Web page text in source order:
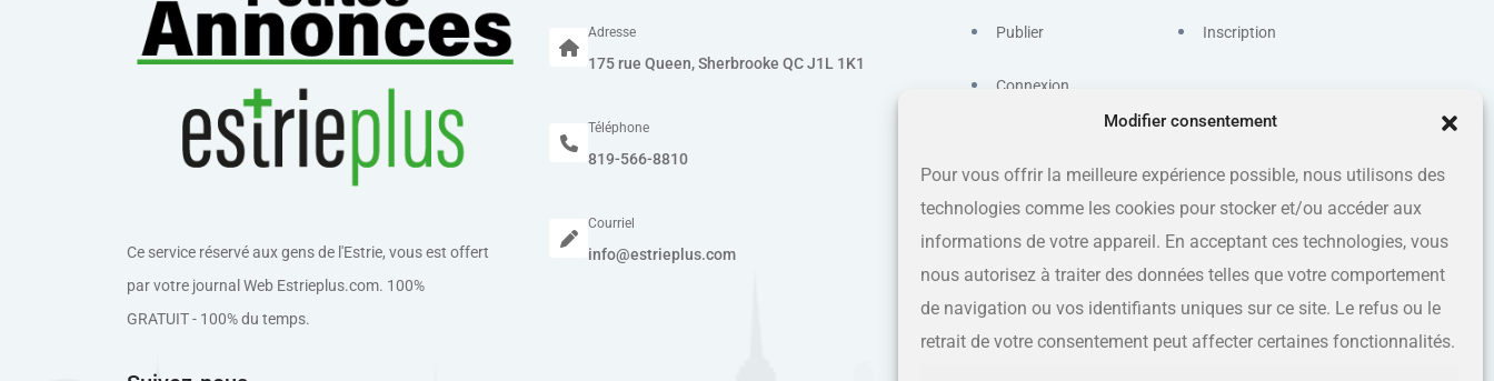
Modifier consentement
Pour vous offrir la meilleure expérience possible, nous utilisons des
technologies comme les cookies pour stocker et/ou accéder aux
informations de votre appareil. En acceptant ces technologies, vous
nous autorisez à traiter des données telles que votre comportement
de navigation ou vos identifiants uniques sur ce site. Le refus ou le
retrait de votre consentement peut affecter certaines fonctionnalités.
Ce service réservé aux gens de l'Estrie, vous est offert
par votre journal Web Estrieplus.com. 100%
GRATUIT - 100% du temps.
Adresse
175 rue Queen, Sherbrooke QC J1L 1K1
Téléphone
819-566-8810
Courriel
info@estrieplus.com
Publier
Connexion
Inscription